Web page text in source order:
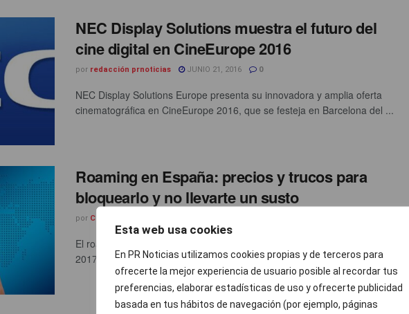
Esta web usa cookies
En PR Noticias utilizamos cookies propias y de terceros para
ofrecerte la mejor experiencia de usuario posible al recordar tus
preferencias, elaborar estadísticas de uso y ofrecerte publicidad
basada en tus hábitos de navegación (por ejemplo, páginas
NEC Display Solutions muestra el futuro del
cine digital en CineEurope 2016
por redacción prnoticias JUNIO 21, 2016 0
NEC Display Solutions Europe presenta su innovadora y amplia oferta
cinematográfica en CineEurope 2016, que se festeja en Barcelona del ...
Roaming en España: precios y trucos para
bloquearlo y no llevarte un susto
por César Salza
El roaming en España suele ser un dolor de cabeza, y hasta julio de
2017 no desaparecerá por completo de ...